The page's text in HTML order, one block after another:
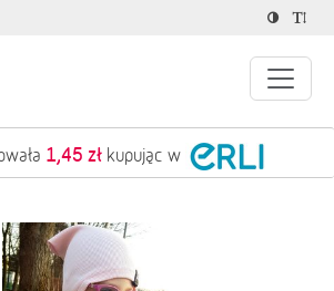
Piotr podarował